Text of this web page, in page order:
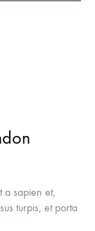
a sapien et,
turpis, et porta
sit amet